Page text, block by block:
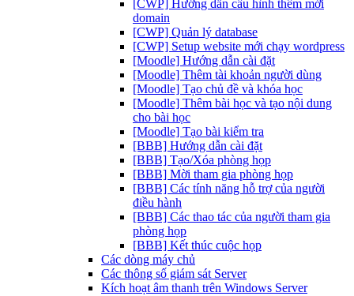
[CWP] Hướng dẫn cấu hình thêm mới
domain
[CWP] Quản lý database
[CWP] Setup website mới chạy wordpress
[Moodle] Hướng dẫn cài đặt
[Moodle] Thêm tài khoản người dùng
[Moodle] Tạo chủ đề và khóa học
[Moodle] Thêm bài học và tạo nội dung
cho bài học
[Moodle] Tạo bài kiểm tra
[BBB] Hướng dẫn cài đặt
[BBB] Tạo/Xóa phòng họp
[BBB] Mời tham gia phòng họp
[BBB] Các tính năng hỗ trợ của người
điều hành
[BBB] Các thao tác của người tham gia
phòng họp
[BBB] Kết thúc cuộc họp
Các dòng máy chủ
Các thông số giám sát Server
Kích hoạt âm thanh trên Windows Server